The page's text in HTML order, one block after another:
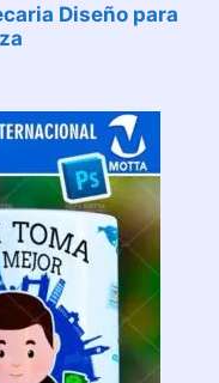
Diseño para